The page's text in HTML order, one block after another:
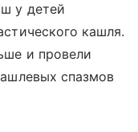
у детей
кашля.
и провели
спазмов